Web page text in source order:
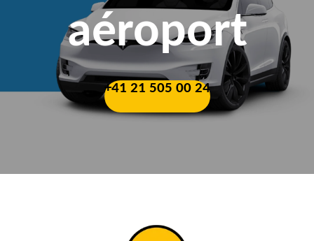
aéroport
+41 21 505 00 24